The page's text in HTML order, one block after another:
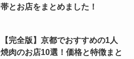
帯とお店をまとめました！
【完全版】京都でおすすめの1人
焼肉のお店10選！価格と特徴まと